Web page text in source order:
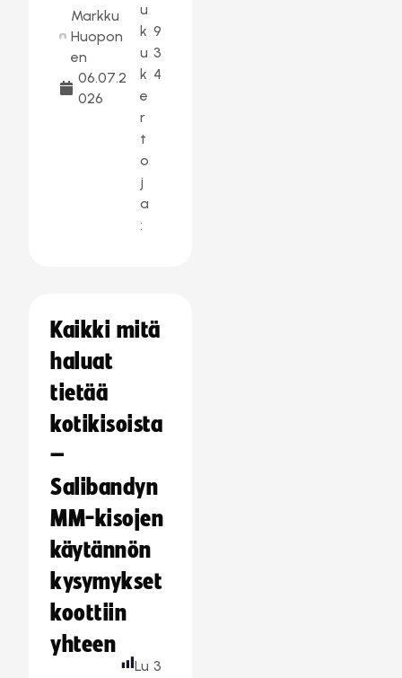
Markku
Huopon
en
06.07.2
026
u
k
u
k
e
r
t
o
j
a
:
9
3
4
Kaikki mitä
haluat
tietää
kotikisoista
–
Salibandyn
MM-kisojen
käytännön
kysymykset
koottiin
yhteen
Lu 3